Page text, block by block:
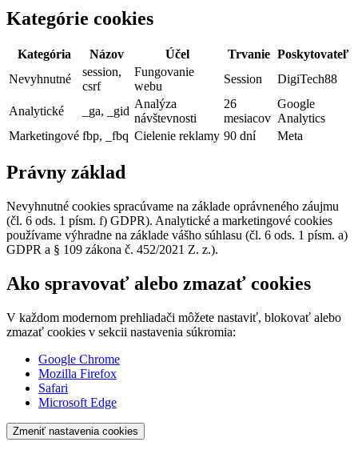
Kategórie cookies
Kategória Názov Účel Trvanie Poskytovateľ
Nevyhnutné
session,
csrf
Fungovanie
webu
Session DigiTech88
Analytické _ga, _gid
Analýza
návštevnosti
26
mesiacov
Google
Analytics
Marketingové fbp, _fbq Cielenie reklamy 90 dní Meta
Právny základ
Nevyhnutné cookies spracúvame na základe oprávneného záujmu
(čl. 6 ods. 1 písm. f) GDPR). Analytické a marketingové cookies
používame výhradne na základe vášho súhlasu (čl. 6 ods. 1 písm. a)
GDPR a § 109 zákona č. 452/2021 Z. z.).
Ako spravovať alebo zmazať cookies
V každom modernom prehliadači môžete nastaviť, blokovať alebo
zmazať cookies v sekcii nastavenia súkromia:
Google Chrome
Mozilla Firefox
Safari
Microsoft Edge
Zmeniť nastavenia cookies